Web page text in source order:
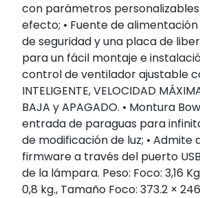
con parámetros
efecto; • Fuente de
de seguridad y una placa de
para un fácil montaje e
control de ventilador ajustable
INTELIGENTE, VELOCIDAD
BAJA y APAGADO. • Montura
entrada de paraguas para
de modificación de luz; • Admite
firmware a través del puerto
de la lámpara. Peso: Foco: 3,16
0,8 kg., Tamaño Foco: 373.2 ×